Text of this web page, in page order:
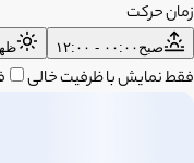
زمان حرکت
صبح ۰۰:۰۰ - ۱۲:۰۰
فقط نمایش با ظرفیت خالی